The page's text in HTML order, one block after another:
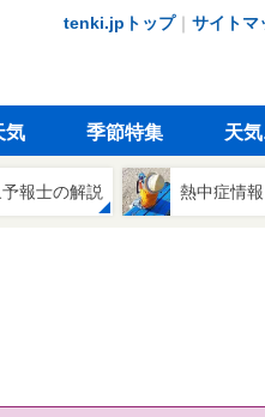
tenki.jpトップ｜ サイトマ
気 季節特集 天
報士の解説 熱中症情報